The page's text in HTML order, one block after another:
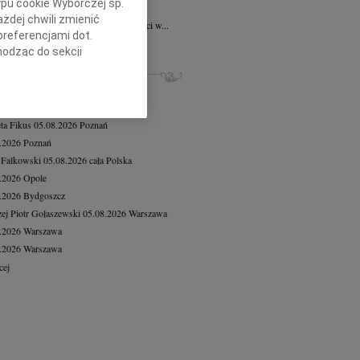
Lesia Leś 29.05.2026Kraków
przyjęliśmy informację o śmierci w...
Fikus 05.08.2026Poznań
Poznań
05.08.2026cała Polska
Opole
Bydgoszcz
Piotr Gołaszewski 05.08.2026Warszawa
Warszawa
Warszawa
cookie Wyborczej sp.
chwili zmienić
dot.
do sekcji
przeglądarki.
identyfikacji.
pomiar reklam i